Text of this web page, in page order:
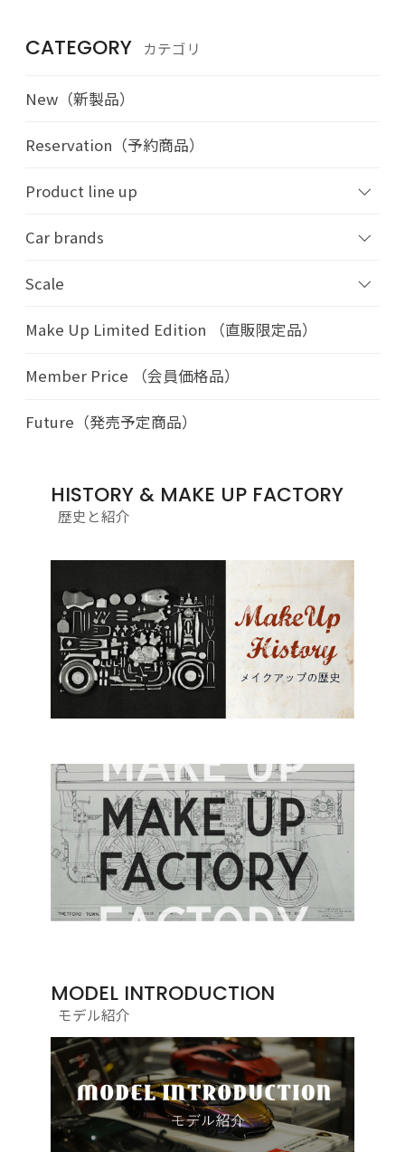
CATEGORY カテゴリ
New（新製品）
Reservation（予約商品）
Product line up
Car brands
Scale
Make Up Limited Edition （直販限定品）
Member Price （会員価格品）
Future（発売予定商品）
HISTORY & MAKE UP FACTORY
歴史と紹介
MODEL INTRODUCTION
モデル紹介